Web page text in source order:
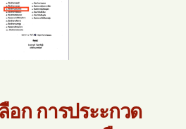
อก การประะกวด